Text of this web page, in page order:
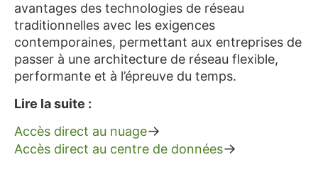
avantages des technologies de réseau
traditionnelles avec les exigences
contemporaines, permettant aux entreprises de
passer à une architecture de réseau flexible,
performante et à l’épreuve du temps.
Lire la suite :
Accès direct au nuage→
Accès direct au centre de données→